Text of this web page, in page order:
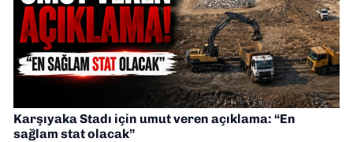
Karşıyaka Stadı için umut veren açıklama: “En
sağlam stat olacak”